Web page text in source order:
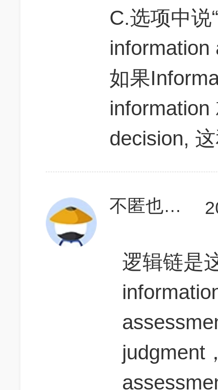
C.选项中说
information
如果
information
decision,
不匿也蜜蜜
逻辑链是
judgment